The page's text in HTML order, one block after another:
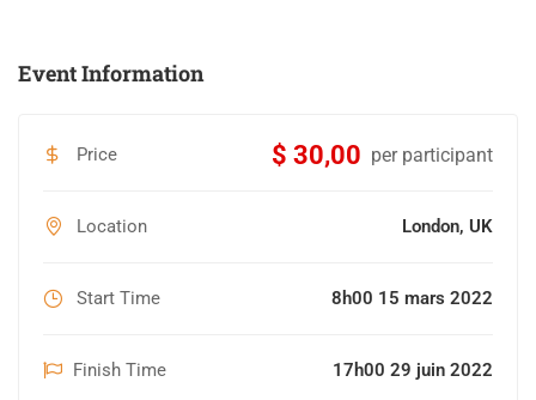
Event Information
Price $ 30,00 per participant
Location London, UK
Start Time 8h00 15 mars 2022
Finish Time 17h00 29 juin 2022